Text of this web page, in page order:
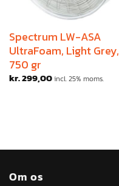
Spectrum LW-ASA
UltraFoam, Light Grey,
750 gr
kr.299,00incl. 25% moms.
Om os